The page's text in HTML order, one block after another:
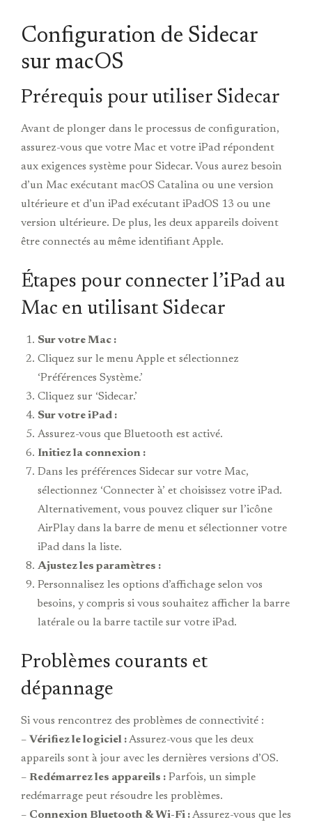
Configuration de Sidecar
sur macOS
Prérequis pour utiliser Sidecar
Avant de plonger dans le processus de configuration,
assurez-vous que votre Mac et votre iPad répondent
aux exigences système pour Sidecar. Vous aurez besoin
d’un Mac exécutant macOS Catalina ou une version
ultérieure et d’un iPad exécutant iPadOS 13 ou une
version ultérieure. De plus, les deux appareils doivent
être connectés au même identifiant Apple.
Étapes pour connecter l’iPad au
Mac en utilisant Sidecar
Sur votre Mac :
Cliquez sur le menu Apple et sélectionnez
‘Préférences Système.’
Cliquez sur ‘Sidecar.’
Sur votre iPad :
Assurez-vous que Bluetooth est activé.
Initiez la connexion :
Dans les préférences Sidecar sur votre Mac,
sélectionnez ‘Connecter à’ et choisissez votre iPad.
Alternativement, vous pouvez cliquer sur l’icône
AirPlay dans la barre de menu et sélectionner votre
iPad dans la liste.
Ajustez les paramètres :
Personnalisez les options d’affichage selon vos
besoins, y compris si vous souhaitez afficher la barre
latérale ou la barre tactile sur votre iPad.
Problèmes courants et
dépannage
Si vous rencontrez des problèmes de connectivité :
– Vérifiez le logiciel :Assurez-vous que les deux
appareils sont à jour avec les dernières versions d’OS.
– Redémarrez les appareils : Parfois, un simple
redémarrage peut résoudre les problèmes.
– Connexion Bluetooth & Wi-Fi :Assurez-vous que les